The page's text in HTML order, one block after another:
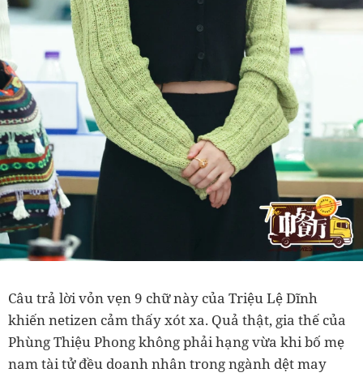
Câu trả lời vỏn vẹn 9 chữ này của Triệu Lệ Dĩnh
khiến netizen cảm thấy xót xa. Quả thật, gia thế của
Phùng Thiệu Phong không phải hạng vừa khi bố mẹ
nam tài tử đều doanh nhân trong ngành dệt may